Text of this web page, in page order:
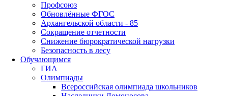
Профсоюз
Обновлённые ФГОС
Архангельской области - 85
Сокращение отчетности
Снижение бюрократической нагрузки
Безопасность в лесу
Обучающимся
ГИА
Олимпиады
Всероссийская олимпиада школьников